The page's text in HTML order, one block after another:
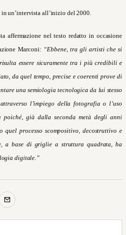
un’intervista all’inizio del 2000.
affermazione nel testo redatto in occasione
Marconi: “Ebbene, tra gli artisti che si
essere sicuramente tra i più credibili e
da quel tempo, precise e coerenti prove di
una semiologia tecnologica da lui stesso
l’impiego dellafotografia o l’uso
già dalla seconda metà degli anni
quel processo scompositivo, decostruttivo e
a base di griglie a struttura quadrata, ha
digitale.”